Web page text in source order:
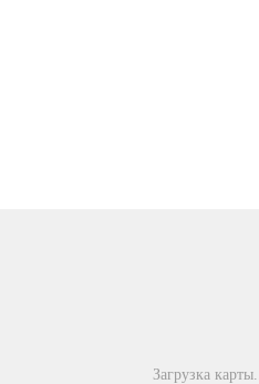
Загрузка карты...